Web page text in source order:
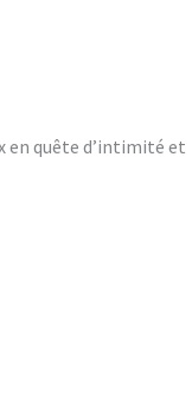
en quête d’intimité et